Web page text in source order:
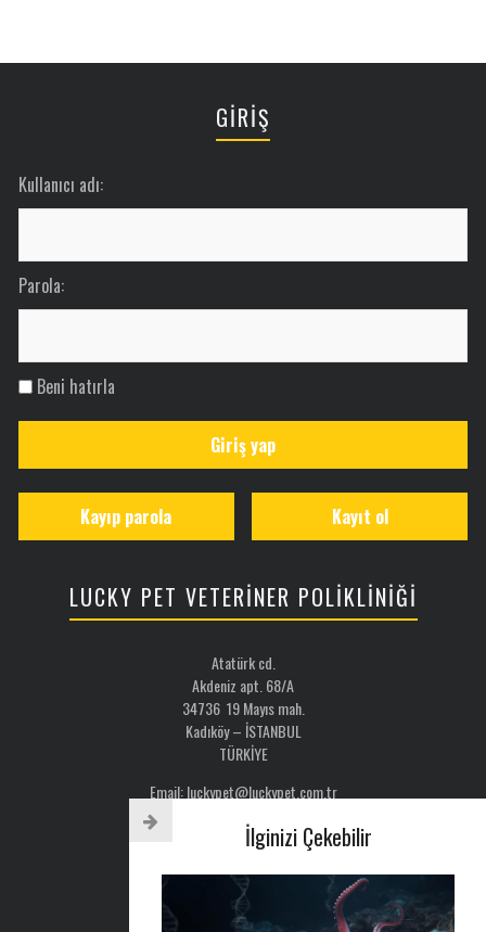
İlginizi Çekebilir
GİRİŞ
Kullanıcı adı:
Parola:
Beni hatırla
Giriş yap
Kayıt ol
Kayıp parola
LUCKY PET VETERİNER POLİKLİNİĞİ
Atatürk cd.
Akdeniz apt. 68/A
34736 19 Mayıs mah.
Kadıköy – İSTANBUL
TÜRKİYE
Email: luckypet@luckypet.com.tr
Sosyal Medya: @luckypetveterinerklinigi
Tel : 0216 386 77 52